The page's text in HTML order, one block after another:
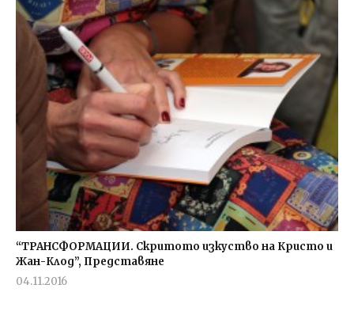
“ТРАНСФОРМАЦИИ. Скритото изкуство на Кристо и
Жан-Клод”, Представяне
04.11.2016